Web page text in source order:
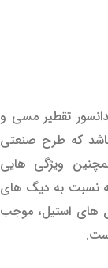
با یک کندانسور تقطیر مسی و
که طرح صنعتی
ویژگی هایی
نسبت به دیگ های
های استیل، موجب